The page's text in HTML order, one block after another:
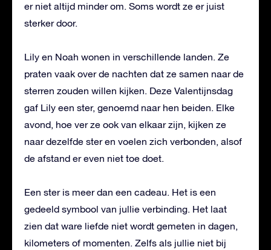
er niet altijd minder om. Soms wordt ze er juist
sterker door.
Lily en Noah wonen in verschillende landen. Ze
praten vaak over de nachten dat ze samen naar de
sterren zouden willen kijken. Deze Valentijnsdag
gaf Lily een ster, genoemd naar hen beiden. Elke
avond, hoe ver ze ook van elkaar zijn, kijken ze
naar dezelfde ster en voelen zich verbonden, alsof
de afstand er even niet toe doet.
Een ster is meer dan een cadeau. Het is een
gedeeld symbool van jullie verbinding. Het laat
zien dat ware liefde niet wordt gemeten in dagen,
kilometers of momenten. Zelfs als jullie niet bij